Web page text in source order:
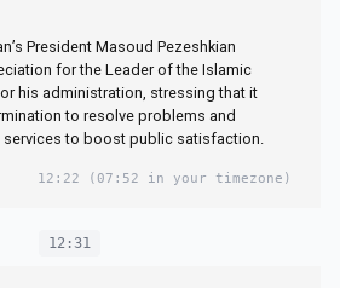
President Masoud Pezeshkian
for the Leader of the Islamic
his administration, stressing that it
to resolve problems and
to boost public satisfaction.
12:22 (07:52 in your timezone)
12:31